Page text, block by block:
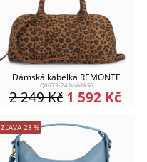
Dámská kabelka REMONTE
Q0673-24 hnědá S6
1 592 Kč
2 249Kč
ZĽAVA 28%